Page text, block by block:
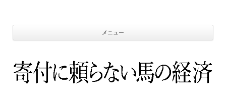
ン
へ
プ
メニュー